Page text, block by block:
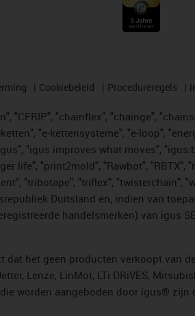
Cookiebeleid Procedureregels
"CFRIP", "chainflex", "chainge",
"e-kettensysteme", "e-loop",
"igus improves what moves",
life", "print2mold", "Rawbot", "RBTX",
"tribotape", "triflex", "twisterchain",
Duitsland en, indien van
handelsmerken) van igus
dat het geen producten verkoopt van
Lenze, LinMot, LTi DRiVES,
worden aangeboden door igus® zijn